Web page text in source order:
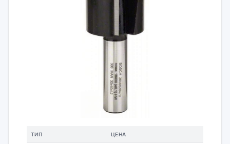
ТИП ЦЕНА